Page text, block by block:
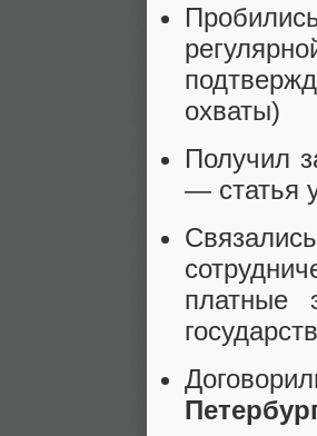
охваты)
Получил
— статья
платные